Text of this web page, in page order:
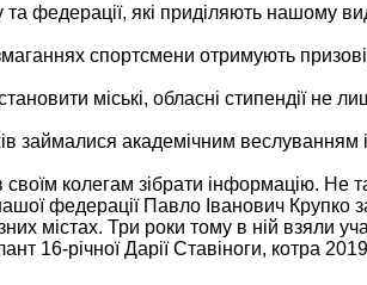
федерації, які приділяють нашому
спортсмени отримують
міські, обласні стипендії не
займалися академічним веслуванням
колегам зібрати інформацію. Не
федерації Павло Іванович Крупко
містах. Три роки тому в ній взяли
16-річної Дарії Ставіноги, котра